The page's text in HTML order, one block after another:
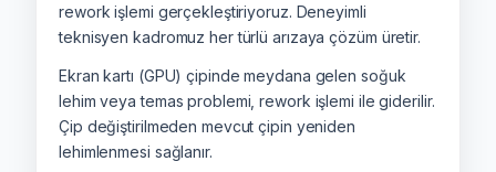
rework işlemi gerçekleştiriyoruz. Deneyimli
teknisyen kadromuz her türlü arızaya çözüm üretir.
Ekran kartı (GPU) çipinde meydana gelen soğuk
lehim veya temas problemi, rework işlemi ile giderilir.
Çip değiştirilmeden mevcut çipin yeniden
lehimlenmesi sağlanır.